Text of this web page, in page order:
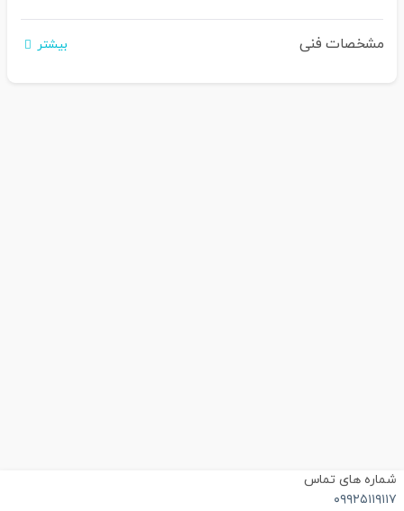
شرایطی فراهم می‌کند. همچنین، با برخورداری از قابلیت پان و تیلت،
مشخصات فنی بیشتر
های تماس